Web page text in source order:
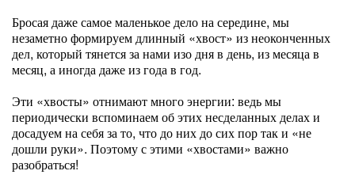
Бросая даже самое маленькое дело на середине, мы
незаметно формируем длинный «хвост» из неоконченных
дел, который тянется за нами изо дня в день, из месяца в
месяц, а иногда даже из года в год.
Эти «хвосты» отнимают много энергии: ведь мы
периодически вспоминаем об этих несделанных делах и
досадуем на себя за то, что до них до сих пор так и «не
дошли руки». Поэтому с этими «хвостами» важно
разобраться!